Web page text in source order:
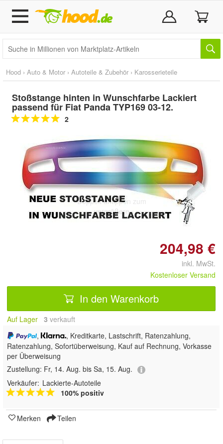
Hood › Auto & Motor › Autoteile & Zubehör › Karosserieteile
Stoßstange hinten in Wunschfarbe Lackiert
passend für Fiat Panda TYP169 03-12.
2
Doppelt antippen zum
vergrößern
204,98 €
inkl. MwSt.
Kostenloser Versand
In den Warenkorb
Auf Lager 3 verkauft
,
, Kreditkarte, Lastschrift, Ratenzahlung,
Ratenzahlung, Sofortüberweisung, Kauf auf Rechnung, Vorkasse
per Überweisung
Zustellung: Fr, 14. Aug. bis Sa, 15. Aug.
Verkäufer: Lackierte-Autoteile
100% positiv
Merken Teilen